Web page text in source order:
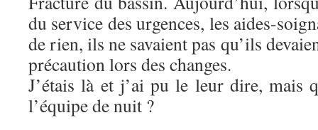
du service des urgences, les aides-
de rien, ils ne savaient pas qu’ils
précaution lors des changes.
J’étais là et j’ai pu le leur dire, mais
l’équipe de nuit ?